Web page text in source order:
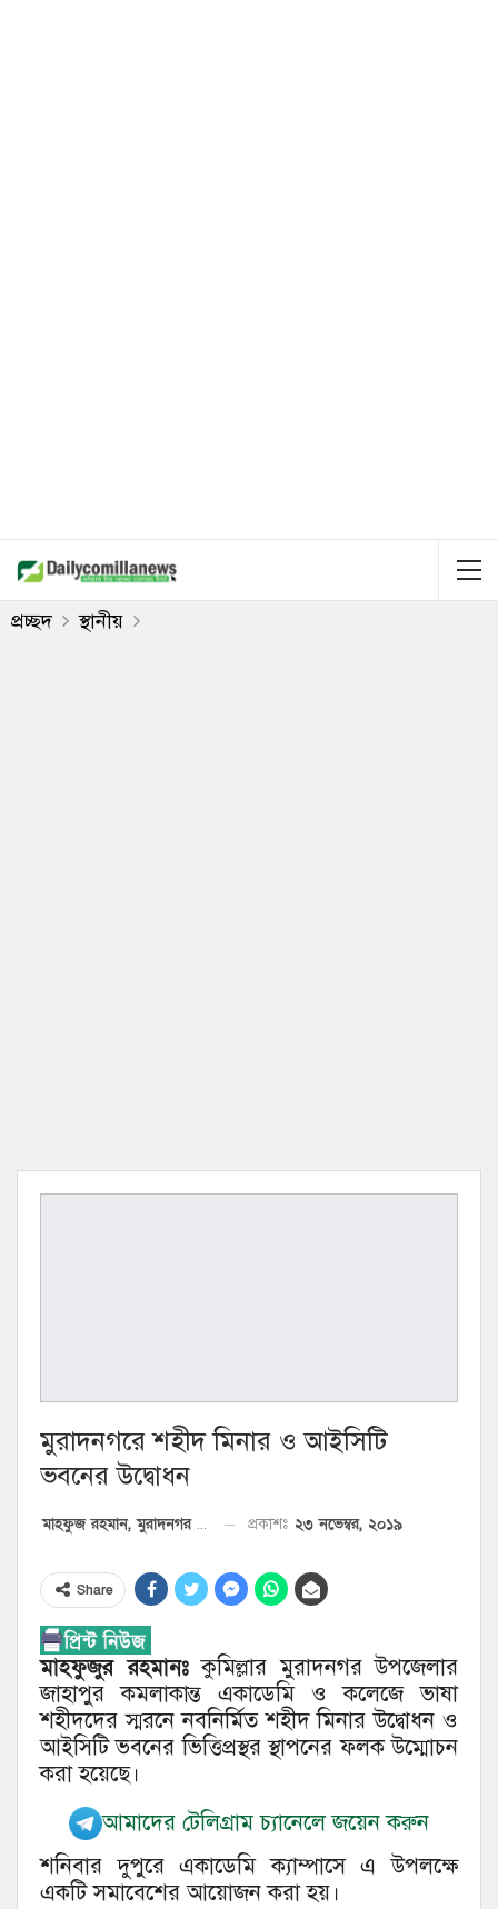
প্রচ্ছদ স্থানীয়
মুরাদনগরে শহীদ মিনার ও আইসিটি
ভবনের উদ্বোধন
মাহফুজ রহমান, মুরাদনগর প্রতিনিধি প্রকাশঃ ২৩ নভেম্বর, ২০১৯
Share
মাহফুজুর রহমানঃকুমিল্লার মুরাদনগর উপজেলার
জাহাপুর কমলাকান্ত একাডেমি ও কলেজে ভাষা
শহীদদের স্মরনে নবনির্মিত শহীদ মিনার উদ্বোধন ও
আইসিটি ভবনের ভিত্তিপ্রস্থর স্থাপনের ফলক উম্মোচন
করা হয়েছে।
আমাদের টেলিগ্রাম চ্যানেলে জয়েন করুন
শনিবার দুপুরে একাডেমি ক্যাম্পাসে এ উপলক্ষে
একটি সমাবেশের আয়োজন করা হয়।